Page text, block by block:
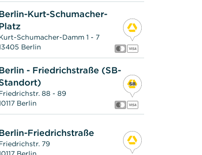
Kurt-Schumacher-
Schumacher-Damm 1 - 7
Berlin
- Friedrichstraße (SB-
88 - 89
Berlin
Friedrichstraße
79